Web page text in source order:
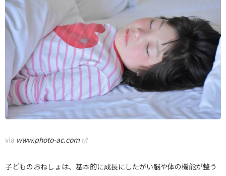
via www.photo-ac.com
子どものおねしょは、基本的に成長にしたがい脳や体の機能が整う